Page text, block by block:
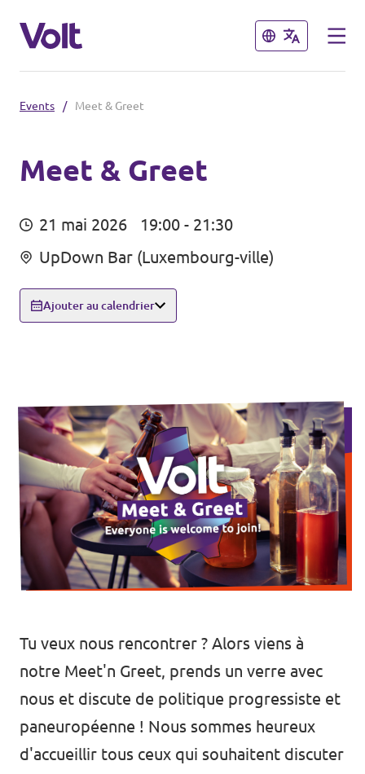
Fermer
Choisir une langue
Volt dans d'autres pays
🇩🇪 Volt Deutschland
🇵🇹 Volt Portugal
🇳🇱 Volt Nederland
🇦🇹 Volt Österreich
🇬🇧 Volt UK
... et bien plus encore !
Fermer
Personnes
Devenir membre
Faire un don
Volt Shop (merch)
Volt Luxembourg Internal
Events / Meet & Greet
Meet & Greet
21 mai 2026
19:00 - 21:30
UpDown Bar (Luxembourg-ville)
Ajouter au calendrier
Tu veux nous rencontrer ? Alors viens à
notre Meet'n Greet, prends un verre avec
nous et discute de politique progressiste et
paneuropéenne ! Nous sommes heureux
d'accueillir tous ceux qui souhaitent discuter